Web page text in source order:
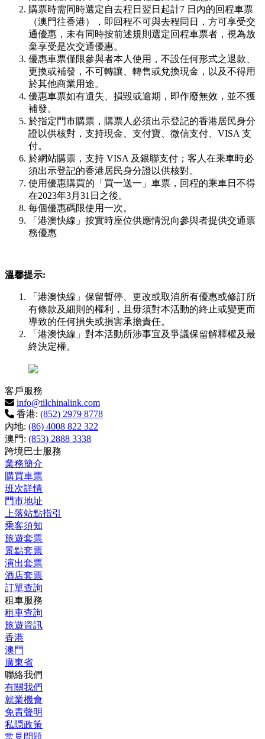
購票時需同時選定自去程日翌日起計7 日內的回程車票
（澳門往香港），即回程不可與去程同日，方可享受交
通優惠，未有同時按前述規則選定回程車票者，視為放
棄享受是次交通優惠。
優惠車票僅限參與者本人使用，不設任何形式之退款、
更換或補發，不可轉讓、轉售或兌換現金，以及不得用
於其他商業用途。
優惠車票如有遺失、損毀或逾期，即作廢無效，並不獲
補發。
於指定門市購票，購票人必須出示登記的香港居民身分
證以供核對，支持現金、支付寶、微信支付、VISA 支
付。
於網站購票，支持 VISA 及銀聯支付；客人在乘車時必
須出示登記的香港居民身分證以供核對。
使用優惠購買的「買一送一」車票，回程的乘車日不得
在2023年3月31日之後。
每個優惠碼限使用一次。
「港澳快線」按實時座位供應情況向參與者提供交通票
務優惠
溫馨提示:
「港澳快線」保留暫停、更改或取消所有優惠或修訂所
有條款及細則的權利，且毋須對本活動的終止或變更而
導致的任何損失或損害承擔責任。
「港澳快線」對本活動所涉事宜及爭議保留解釋權及最
終決定權。
客戶服務
info@tilchinalink.com
香港: (852) 2979 8778
內地: (86) 4008 822 322
澳門: (853) 2888 3338
跨境巴士服務
業務簡介
購買車票
班次詳情
門市地址
上落站點指引
乘客須知
旅遊套票
景點套票
演出套票
酒店套票
訂單查詢
租車服務
租車查詢
旅遊資訊
香港
澳門
廣東省
聯絡我們
有關我們
就業機會
免責聲明
私隠政策
常見問題